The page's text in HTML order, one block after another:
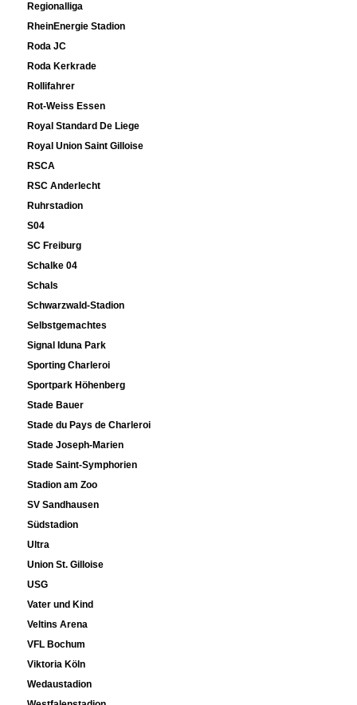
Regionalliga
RheinEnergie Stadion
Roda JC
Roda Kerkrade
Rollifahrer
Rot-Weiss Essen
Royal Standard De Liege
Royal Union Saint Gilloise
RSCA
RSC Anderlecht
Ruhrstadion
S04
SC Freiburg
Schalke 04
Schals
Schwarzwald-Stadion
Selbstgemachtes
Signal Iduna Park
Sporting Charleroi
Sportpark Höhenberg
Stade Bauer
Stade du Pays de Charleroi
Stade Joseph-Marien
Stade Saint-Symphorien
Stadion am Zoo
SV Sandhausen
Südstadion
Ultra
Union St. Gilloise
USG
Vater und Kind
Veltins Arena
VFL Bochum
Viktoria Köln
Wedaustadion